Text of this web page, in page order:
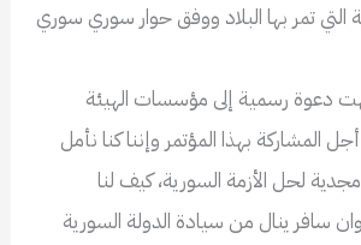
التي تمر بها البلاد ووفق حوار سوري سوري
دعوة رسمية إلى مؤسسات الهيئة
المشاركة بهذا المؤتمر وإننا كنا نأمل
لحل الأزمة السورية، كيف لنا
سافر ينال من سيادة الدولة السورية